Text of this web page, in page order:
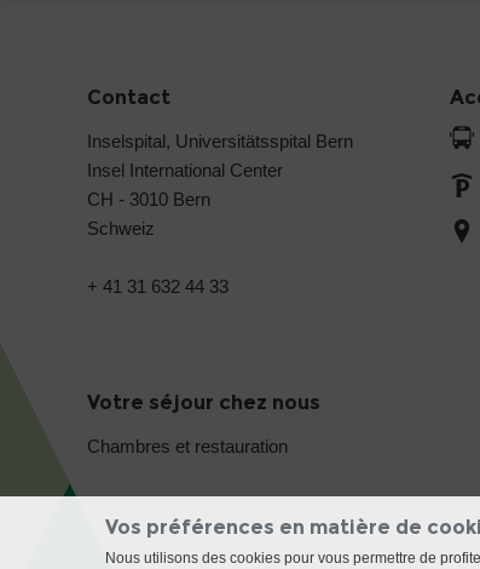
Contact
Inselspital, Universitätsspital Bern
Insel International Center
CH - 3010 Bern
Schweiz
+ 41 31 632 44 33
Votre séjour chez nous
Chambres et restauration
Vos préférences en matière de
Nous utilisons des cookies pour vous permettre de